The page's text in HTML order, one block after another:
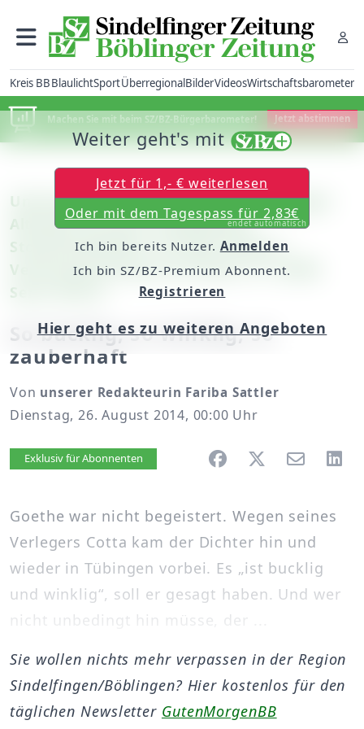
Kreis BBBlaulichtSportÜberregionalBilderVideosWirtschaftsbarometer
Machen Sie mit beim SZ/BZ-Bürgerbarometer! Jetzt abstimmen
Unterwegs vor der Haustür: Die Tübinger
Altstadt und eine musikalische
Stocherkahnfahrt auf dem Neckar /
Verlosung ab heute auf Seite 12 / SZ/BZ-
Serie (Teil 3)
So bucklig, so winklig, so
zauberhaft
Von unserer Redakteurin Fariba Sattler
Dienstag, 26. August 2014, 00:00 Uhr
Artikel vorlesen
Exklusiv für Abonnenten
Goethe war nicht begeistert. Wegen seines
Verlegers Cotta kam der Dichter hin und
wieder in Tübingen vorbei. Es „ist bucklig
und winklig“, soll er gesagt haben. Und wer
nicht unbedingt hin müsse, der ...
Weiter geht's mit
Jetzt für 1,- € weiterlesen
Oder mit dem Tagespass für 2,83€
endet automatisch
Ich bin bereits Nutzer. Anmelden
Ich bin SZ/BZ-Premium Abonnent.
Registrieren
Hier geht es zu weiteren Angeboten
Sie wollen nichts mehr verpassen in der Region
Sindelfingen/Böblingen? Hier kostenlos für den
täglichen Newsletter GutenMorgenBB